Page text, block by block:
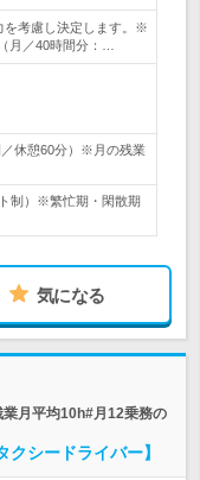
を考慮し決定します。※
月／40時間分：…
／休憩60分）※月の残業
制）※繁忙期・閑散期
気になる
月平均10h#月12乗務の
シードライバー】